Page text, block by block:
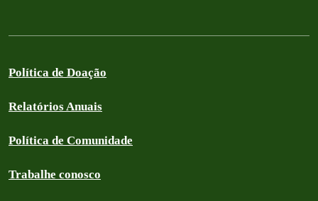
Política de Doação
Relatórios Anuais
Política de Comunidade
Trabalhe conosco